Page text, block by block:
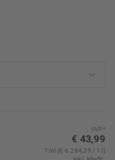
UVP*
€ 43,99
7 ml (€ 6.284,29 / 1 l)